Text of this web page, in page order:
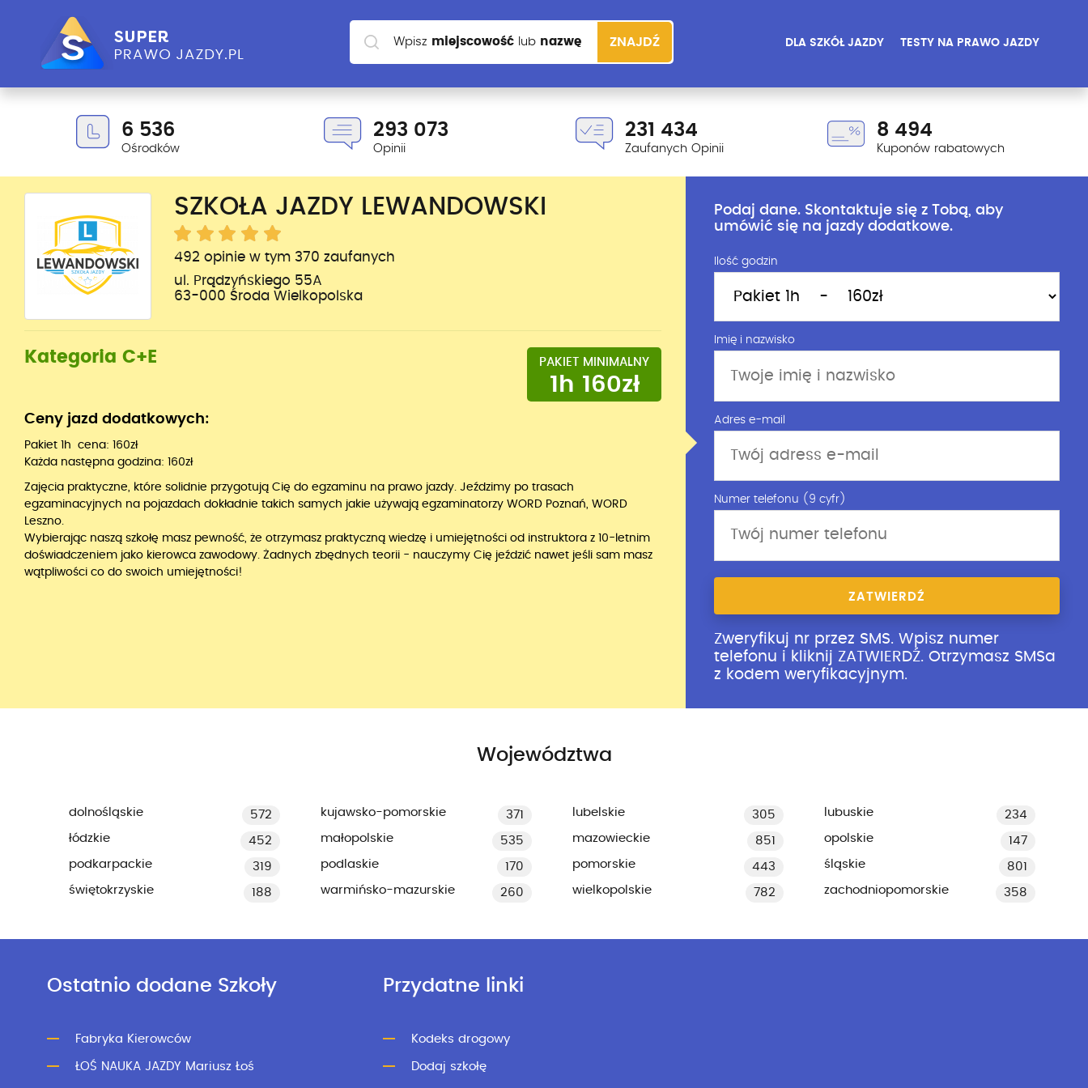
DLA SZKÓŁ JAZDY TESTY NA PRAWO JAZDY
Wpisz miejscowość lub nazwę
szkoły
ZNAJDŹ
6 536
Ośrodków
293 073
Opinii
231 434
Zaufanych Opinii
8 494
Kuponów rabatowych
SZKOŁA JAZDY LEWANDOWSKI
492 opinie w tym 370 zaufanych
ul. Prądzyńskiego 55A
63-000 Środa Wielkopolska
PAKIET MINIMALNY
1h 160zł
Kategoria C+E
Ceny jazd dodatkowych:
Pakiet 1h cena: 160zł
Każda następna godzina: 160zł
Zajęcia praktyczne, które solidnie przygotują Cię do egzaminu na prawo jazdy. Jeździmy po trasach
egzaminacyjnych na pojazdach dokładnie takich samych jakie używają egzaminatorzy WORD Poznań, WORD
Leszno.
Wybierając naszą szkołę masz pewność, że otrzymasz praktyczną wiedzę i umiejętności od instruktora z 10-letnim
doświadczeniem jako kierowca zawodowy. Żadnych zbędnych teorii - nauczymy Cię jeździć nawet jeśli sam masz
wątpliwości co do swoich umiejętności!
Podaj dane. Skontaktuje się z Tobą, aby
umówić się na jazdy dodatkowe.
Ilość godzin
Imię i nazwisko
Adres e-mail
Numer telefonu (9 cyfr)
ZATWIERDŹ
Zweryfikuj nr przez SMS. Wpisz numer
telefonu i kliknij ZATWIERDŹ. Otrzymasz SMSa
z kodem weryfikacyjnym.
Województwa
dolnośląskie 572 kujawsko-pomorskie 371 lubelskie 305 lubuskie
234
łódzkie
452 małopolskie 535 mazowieckie 851 opolskie
147
podkarpackie
319 podlaskie 170 pomorskie 443 śląskie
801
świętokrzyskie
188 warmińsko-mazurskie 260 wielkopolskie 782 zachodniopomorskie 358
Ostatnio dodane Szkoły
Fabryka Kierowców
ŁOŚ NAUKA JAZDY Mariusz Łoś
Przydatne linki
Kodeks drogowy
Dodaj szkołę